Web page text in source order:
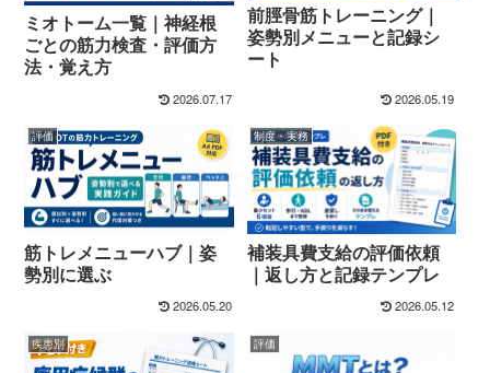
ミオトーム一覧｜神経根
ごとの筋力検査・評価方
法・覚え方
2026.07.17
前脛骨筋トレーニング｜
姿勢別メニューと記録シ
ート
2026.05.19
評価
筋トレメニューハブ｜姿
勢別に選ぶ
2026.05.20
制度・実務
補装具費支給の評価依頼
｜返し方と記録テンプレ
2026.05.12
疾患別 評価